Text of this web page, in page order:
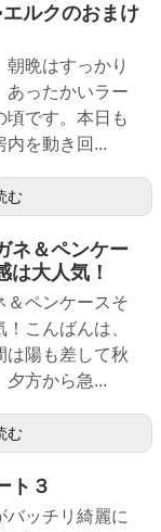
ルクのおまけ
朝晩はすっかり
あったかいラー
頃です。本日も
内を動き回...
む
ネ＆ペンケー
大人気！
＆ペンケースそ
こんばんは、
は陽も差して秋
夕方から急...
む
ト３
バッチリ綺麗に